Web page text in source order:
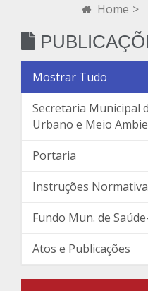
Home >
Mostrar Tudo
Secretaria Municipal
Urbano e Meio
Portaria
Instruções
Fundo Mun. de
Atos e Publicações